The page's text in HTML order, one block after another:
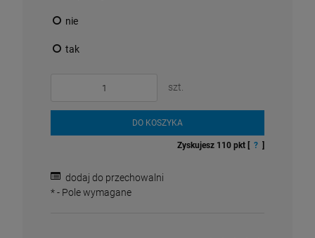
nie
tak
szt.
DO KOSZYKA
Zyskujesz 110 pkt [ ? ]
dodaj do przechowalni
*- Pole wymagane